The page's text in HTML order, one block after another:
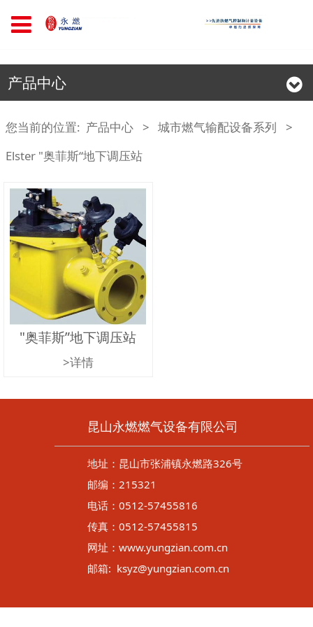
产品中心
您当前的位置: 产品中心 > 城市燃气输配设备系列
>
Elster "奥菲斯“地下调压站
"奥菲斯”地下调压站
>详情
昆山永燃燃气设备有限公司
地址：昆山市张浦镇永燃路326号
邮编：215321
电话：0512-57455816
传真：0512-57455815
网址：www.yungzian.com.cn
邮箱: ksyz@yungzian.com.cn